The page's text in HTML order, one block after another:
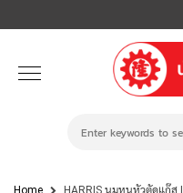
Home HARRIS นมหนูหัวตัดแก๊ส